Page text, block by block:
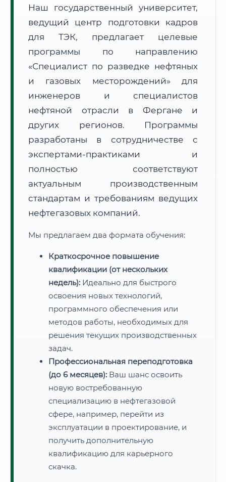
Расчет логистики оригиналов:
• Маршрут транзита: ~1 826 км
• Экспресс-доставка СДЭК / Почтой: 3–5 рабочих дней
📜 Документы и аккредитация ФИС ФРДО
🔍 Нажмите на документ для увеличения и просмотра
Наш государственный университет,
ведущий центр подготовки кадров
для ТЭК, предлагает целевые
программы по направлению
«Специалист по разведке нефтяных
и газовых месторождений» для
инженеров и специалистов
нефтяной отрасли в Фергане и
других регионов. Программы
разработаны в сотрудничестве с
экспертами-практиками и
полностью соответствуют
актуальным производственным
стандартам и требованиям ведущих
нефтегазовых компаний.
Мы предлагаем два формата обучения:
Краткосрочное повышение
квалификации (от нескольких
недель): Идеально для быстрого
освоения новых технологий,
программного обеспечения или
методов работы, необходимых для
решения текущих производственных
задач.
Профессиональная переподготовка
(до 6 месяцев): Ваш шанс освоить
новую востребованную
специализацию в нефтегазовой
сфере, например, перейти из
эксплуатации в проектирование, и
получить дополнительную
квалификацию для карьерного
скачка.